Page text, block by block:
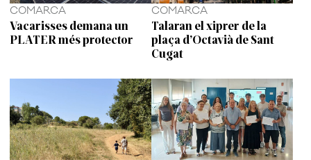
COMARCA
Vacarisses demana un
PLATER més protector
COMARCA
Talaran el xiprer de la
plaça d’Octavià de Sant
Cugat